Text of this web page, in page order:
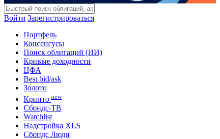
Войти Зарегистрироваться
Портфель
Консенсусы
Поиск облигаций (ИИ)
Кривые доходности
ЦФА
Best bid/ask
Золото
Крипто new
Сбондс-ТВ
Watchlist
Надстройка XLS
Сбондс Люди